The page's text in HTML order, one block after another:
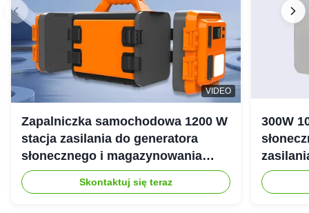
VIDEO
Zapalniczka samochodowa 1200 W
stacja zasilania do generatora
słonecznego i magazynowania
energii
Skontaktuj się teraz
300W